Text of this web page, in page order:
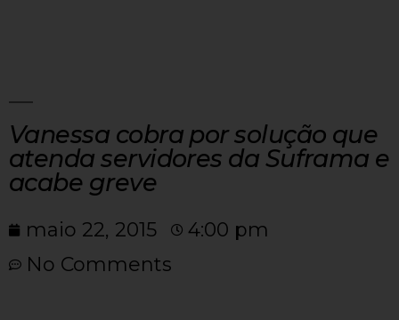
Vanessa cobra por solução que
atenda servidores da Suframa e
acabe greve
maio 22, 2015
4:00 pm
No Comments